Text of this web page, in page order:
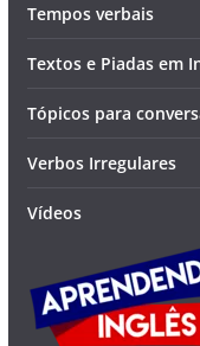
Tempos verbais
Textos e Piadas em
Tópicos para
Verbos Irregulares
Vídeos